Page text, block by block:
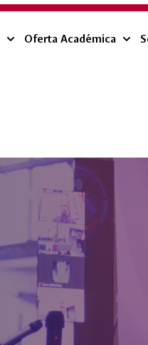
Oferta Académica